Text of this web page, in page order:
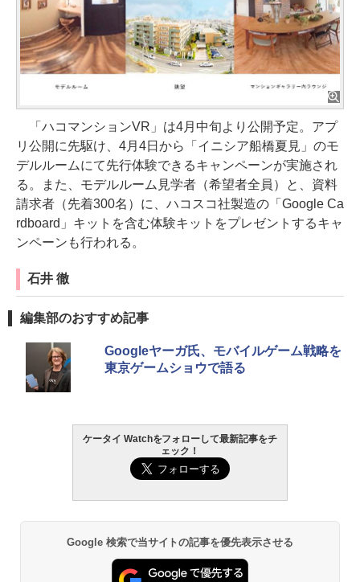
「ハコマンションVR」は4月中旬より公開予定。アプ
リ公開に先駆け、4月4日から「イニシア船橋夏見」のモ
デルルームにて先行体験できるキャンペーンが実施され
る。また、モデルルーム見学者（希望者全員）と、資料
請求者（先着300名）に、ハコスコ社製造の「Google Ca
rdboard」キットを含む体験キットをプレゼントするキャ
ンペーンも行われる。
石井 徹
編集部のおすすめ記事
Googleヤーガ氏、モバイルゲーム戦略を
東京ゲームショウで語る
ケータイ Watchをフォローして最新記事をチ
ェック！
Google 検索で当サイトの記事を優先表示させる